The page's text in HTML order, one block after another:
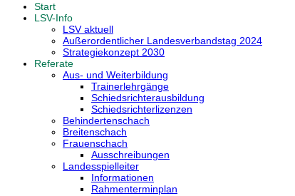
Start
LSV-Info
LSV aktuell
Außerordentlicher Landesverbandstag 2024
Strategiekonzept 2030
Referate
Aus- und Weiterbildung
Trainerlehrgänge
Schiedsrichterausbildung
Schiedsrichterlizenzen
Behindertenschach
Breitenschach
Frauenschach
Ausschreibungen
Landesspielleiter
Informationen
Rahmenterminplan